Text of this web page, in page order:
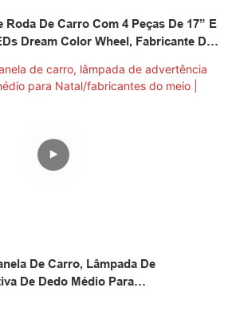
Roda De Carro Com 4 Peças De 17” E
Dream Color Wheel, Fabricante De
De Carro, Lâmpada De
De Dedo Médio Para